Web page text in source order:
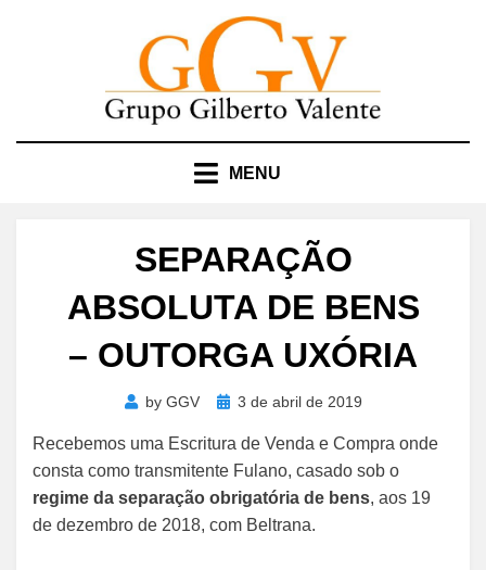
MENU
SEPARAÇÃO
ABSOLUTA DE BENS
– OUTORGA UXÓRIA
by GGV
Posted
3 de abril de 2019
Recebemos uma Escritura de Venda e Compra onde
consta como transmitente Fulano, casado sob o
regime da separação obrigatória de bens, aos 19
de dezembro de 2018, com Beltrana.